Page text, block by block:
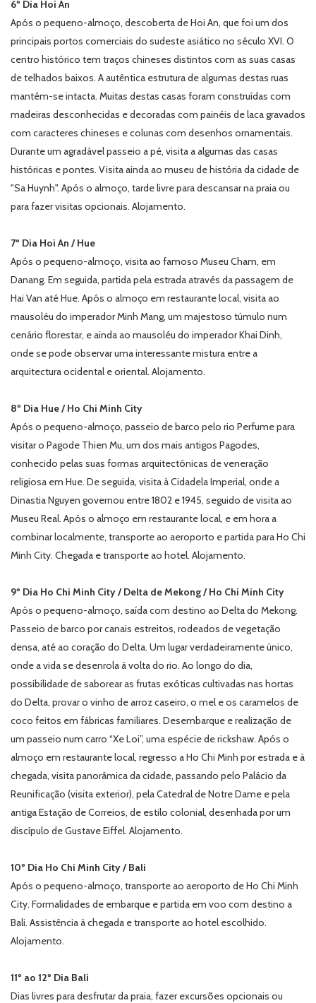
6º Dia Hoi An
Após o pequeno-almoço, descoberta de Hoi An, que foi um dos
principais portos comerciais do sudeste asiático no século XVI. O
centro histórico tem traços chineses distintos com as suas casas
de telhados baixos. A autêntica estrutura de algumas destas ruas
mantém-se intacta. Muitas destas casas foram construídas com
madeiras desconhecidas e decoradas com painéis de laca gravados
com caracteres chineses e colunas com desenhos ornamentais.
Durante um agradável passeio a pé, visita a algumas das casas
históricas e pontes. Visita ainda ao museu de história da cidade de
"Sa Huynh". Após o almoço, tarde livre para descansar na praia ou
para fazer visitas opcionais. Alojamento.
7º Dia Hoi An / Hue
Após o pequeno-almoço, visita ao famoso Museu Cham, em
Danang. Em seguida, partida pela estrada através da passagem de
Hai Van até Hue. Após o almoço em restaurante local, visita ao
mausoléu do imperador Minh Mang, um majestoso túmulo num
cenário florestar, e ainda ao mausoléu do imperador Khai Dinh,
onde se pode observar uma interessante mistura entre a
arquitectura ocidental e oriental. Alojamento.
8º Dia Hue / Ho Chi Minh City
Após o pequeno-almoço, passeio de barco pelo rio Perfume para
visitar o Pagode Thien Mu, um dos mais antigos Pagodes,
conhecido pelas suas formas arquitectónicas de veneração
religiosa em Hue. De seguida, visita à Cidadela Imperial, onde a
Dinastia Nguyen governou entre 1802 e 1945, seguido de visita ao
Museu Real. Após o almoço em restaurante local, e em hora a
combinar localmente, transporte ao aeroporto e partida para Ho Chi
Minh City. Chegada e transporte ao hotel. Alojamento.
9º Dia Ho Chi Minh City / Delta de Mekong / Ho Chi Minh City
Após o pequeno-almoço, saída com destino ao Delta do Mekong.
Passeio de barco por canais estreitos, rodeados de vegetação
densa, até ao coração do Delta. Um lugar verdadeiramente único,
onde a vida se desenrola à volta do rio. Ao longo do dia,
possibilidade de saborear as frutas exóticas cultivadas nas hortas
do Delta, provar o vinho de arroz caseiro, o mel e os caramelos de
coco feitos em fábricas familiares. Desembarque e realização de
um passeio num carro “Xe Loi”, uma espécie de rickshaw. Após o
almoço em restaurante local, regresso a Ho Chi Minh por estrada e à
chegada, visita panorâmica da cidade, passando pelo Palácio da
Reunificação (visita exterior), pela Catedral de Notre Dame e pela
antiga Estação de Correios, de estilo colonial, desenhada por um
discípulo de Gustave Eiffel. Alojamento.
10º Dia Ho Chi Minh City / Bali
Após o pequeno-almoço, transporte ao aeroporto de Ho Chi Minh
City. Formalidades de embarque e partida em voo com destino a
Bali. Assistência à chegada e transporte ao hotel escolhido.
Alojamento.
11º ao 12º Dia Bali
Dias livres para desfrutar da praia, fazer excursões opcionais ou